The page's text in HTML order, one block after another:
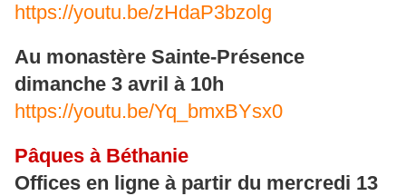
https://youtu.be/zHdaP3bzolg
Au monastère Sainte-Présence
dimanche 3 avril à 10h
https://youtu.be/Yq_bmxBYsx0
Pâques à Béthanie
Offices en ligne à partir du mercredi 13